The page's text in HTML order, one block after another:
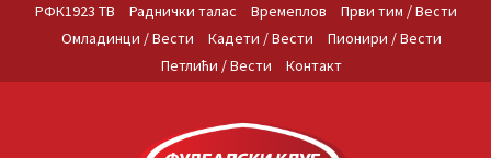
РФК1923 ТВ Раднички талас Времеплов
Први тим / Вести
Омладинци / Вести
Кадети / Вести
Пионири / Вести
Петлићи / Вести
Контакт